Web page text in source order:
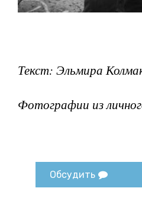
Текст: Эльмира
Фотографии из
Обсудить